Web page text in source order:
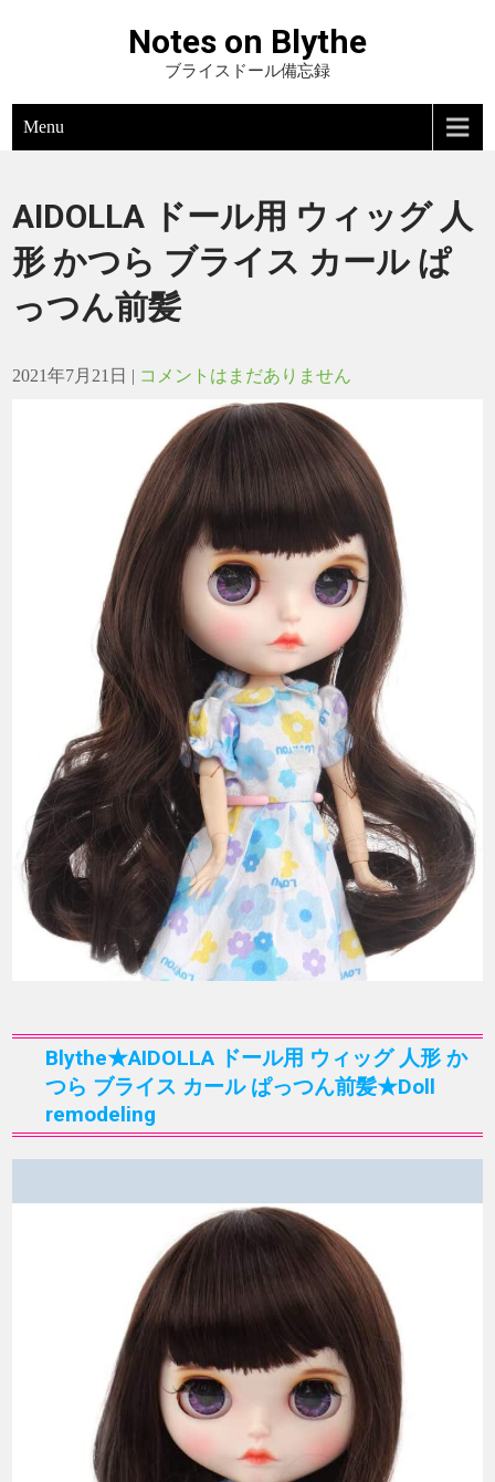
Notes on Blythe
ブライスドール備忘録
Menu
AIDOLLA ドール用 ウィッグ 人
形 かつら ブライス カール ぱ
っつん前髪
2021年7月21日 | コメントはまだありません
Blythe★AIDOLLA ドール用 ウィッグ 人形 か
つら ブライス カール ぱっつん前髪★Doll
remodeling